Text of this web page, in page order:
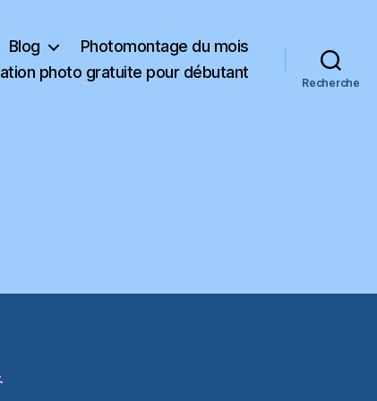
Blog
Photomontage du mois
photo gratuite pour débutant
Recherche